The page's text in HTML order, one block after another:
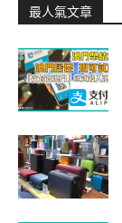
最人氣文章